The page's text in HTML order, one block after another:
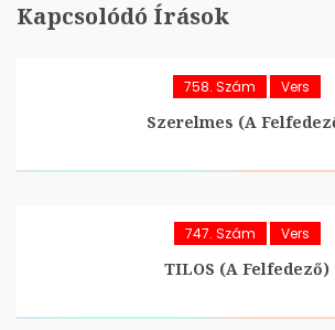
Kapcsolódó Írások
758. Szám Vers
Szerelmes (A
747. Szám Vers
TILOS (A Felfedező)